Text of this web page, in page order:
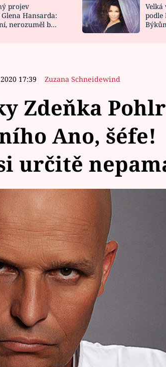
NOVINKY
VIDEORECEPTY
projev
Hansarda:
nerozuměl by
Velká
podle
17:39 Zuzana Schneidewind
Zdeňka
Ano, šéfe!
určitě